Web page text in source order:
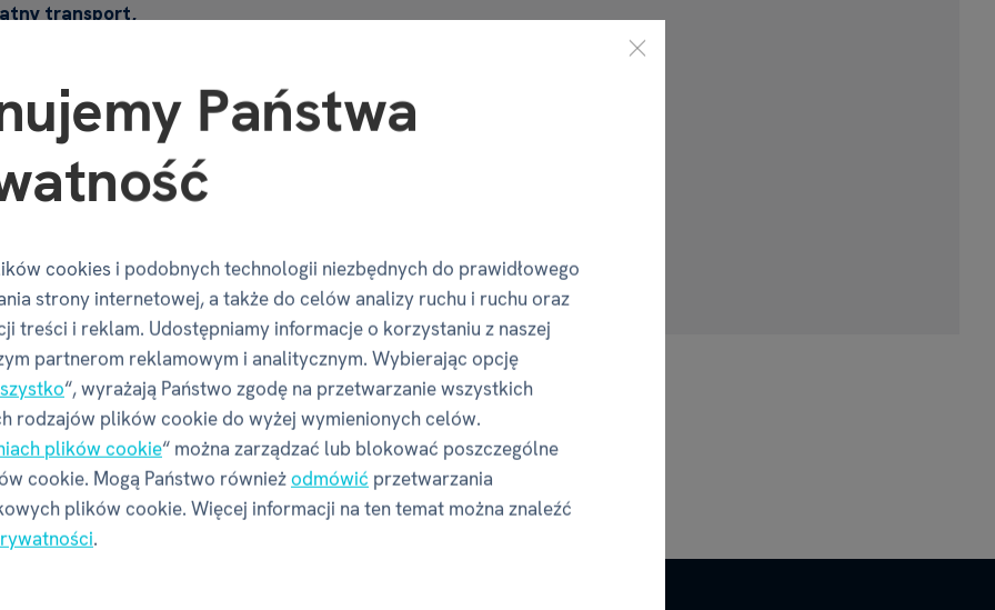
transport,
zamówienia
w następny dzień roboczy
4 dni robocze
bezpośrednio od producenta
komplikacji
Instagram ALBI
OBSERWUJ NAS
Państwa
cookies i podobnych technologii niezbędnych do prawidłowego
strony internetowej, a także do celów analizy ruchu i ruchu oraz
treści i reklam. Udostępniamy informacje o korzystaniu z naszej
partnerom reklamowym i analitycznym. Wybierając opcję
“, wyrażają Państwo zgodę na przetwarzanie wszystkich
rodzajów plików cookie do wyżej wymienionych celów.
plików cookie“ można zarządzać lub blokować poszczególne
cookie. Mogą Państwo równieżodmówić przetwarzania
plików cookie. Więcej informacji na ten temat można znaleźć
.